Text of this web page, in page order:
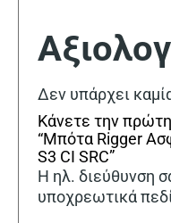
Δεν υπάρχει
Κάνετε την πρώτη
“Μπότα Rigger
S3 CI SRC”
Η ηλ. διεύθυνση
υποχρεωτικά